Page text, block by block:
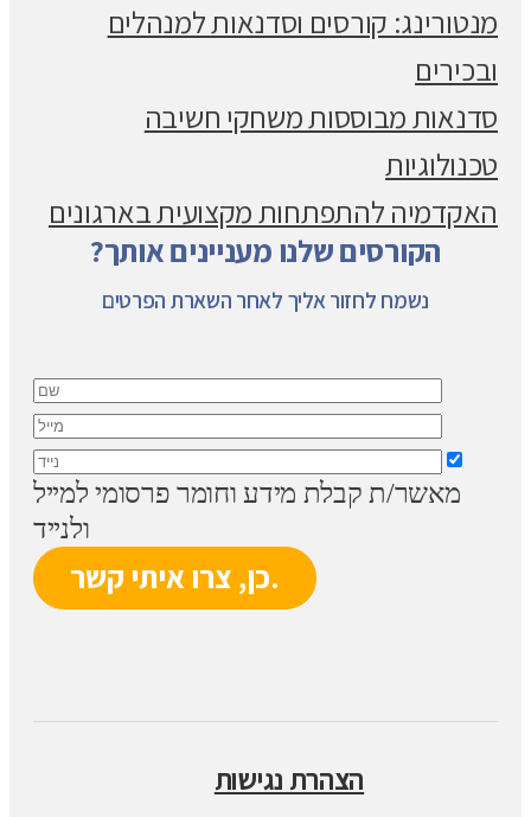
מנטורינג: קורסים וסדנאות למנהלים
ובכירים
סדנאות מבוססות משחקי חשיבה
טכנולוגיות
האקדמיה להתפתחות מקצועית בארגונים
הקורסים שלנו מעניינים אותך?
נשמח לחזור אליך לאחר השארת הפרטים
מאשר/ת קבלת מידע וחומר פרסומי למייל
ולנייד
הצהרת נגישות